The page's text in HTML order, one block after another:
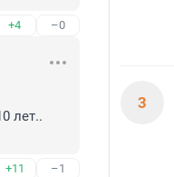
+4 –0
лет..
+11 –1
3